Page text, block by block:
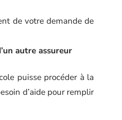
de votre demande de
autre assureur
puisse procéder à la
d’aide pour remplir